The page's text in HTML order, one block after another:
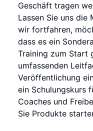
Geschäft tragen
Lassen Sie uns die
wir fortfahren,
dass es ein
Training zum Start
umfassenden
Veröffentlichung
ein Schulungskurs
Coaches und
Sie Produkte